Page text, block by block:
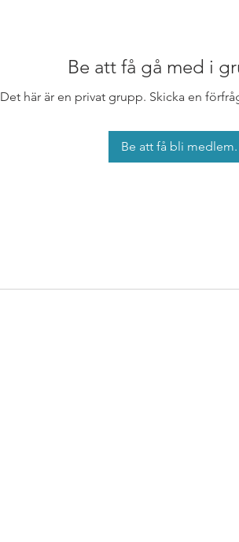
Be att få gå med i
Det här är en privat grupp. Skicka en
Be att få bli medlem.